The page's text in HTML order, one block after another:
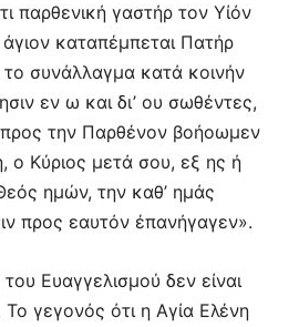
παρθενική γαστήρ τον Υίόν
καταπέμπεται Πατήρ
συνάλλαγμα κατά κοινήν
εν ω και δι’ ου σωθέντες,
την Παρθένον βοήοωμεν
ο Κύριος μετά σου, εξ ης ή
ημών, την καθ’ ημάς
προς εαυτόν έπανήγαγεν».
Ευαγγελισμού δεν είναι
γεγονός ότι η Αγία Ελένη